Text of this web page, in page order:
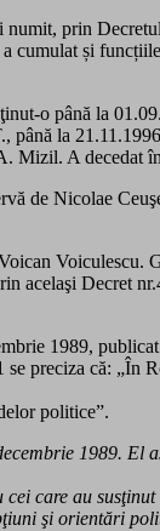
prin
cumulat și
o până la
la
Mizil. A decedat
de Nicolae
Voiculescu.
acelaşi Decret
1989,
preciza că: „În
politice”.
1989. El
care au
şi orientări